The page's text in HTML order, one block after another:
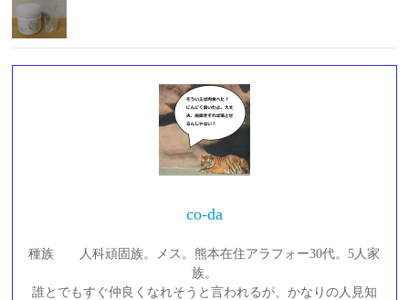
co-da
種族 人科頑固族。メス。熊本在住アラフォー30代。5人家
族。
誰とでもすぐ仲良くなれそうと言われるが、かなりの人見知